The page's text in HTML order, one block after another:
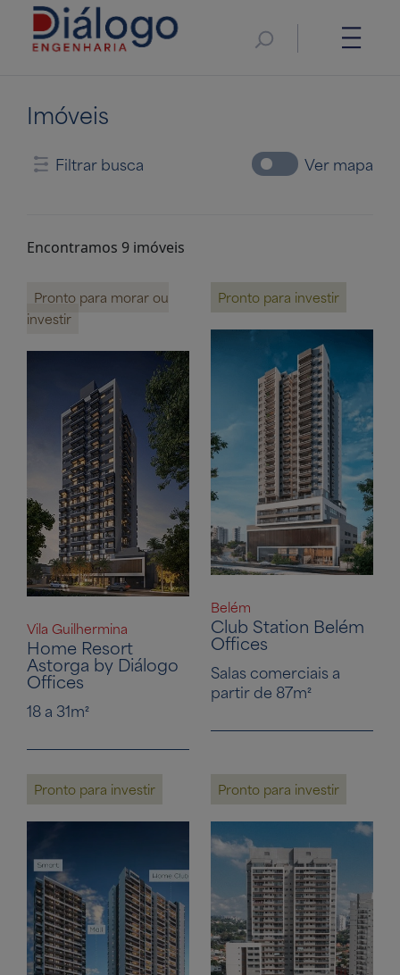
Imóveis
Filtrar busca Ver mapa
Encontramos 9 imóveis
Pronto para morar ou
investir
Vila Guilhermina
Home Resort
Astorga by Diálogo
Offices
18 a 31m²
Pronto para investir
Belém
Club Station Belém
Offices
Salas comerciais a
partir de 87m²
Pronto para investir Pronto para investir